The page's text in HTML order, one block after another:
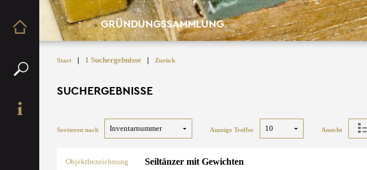
GRÜNDUNGSSAMMLUNG
Start | 1 Suchergebnisse | Zurück
SUCHERGEBNISSE
Sortieren nach Anzeige Treffer Ansicht
Objektbezeichnung Seiltänzer mit Gewichten